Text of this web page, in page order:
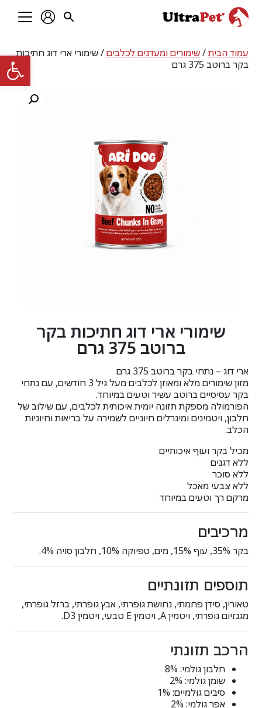
פתח עמוד הבית/שימורים ומעדנים לכלבים/ שימורי ארי דוג חתיכות
בקר ברוטב 375 גרם
שימורי ארי דוג חתיכות בקר
ברוטב 375 גרם
ארי דוג – נתחי בקר ברוטב 375 גרם
מזון שימורים מלא ומאוזן לכלבים מעל גיל 3 חודשים, עם נתחי
בקר עסיסיים ברוטב עשיר וטעים במיוחד.
הפורמולה מספקת תזונה יומית איכותית לכלבים, עם שילוב של
חלבון, ויטמינים ומינרלים חיוניים לשמירה על בריאות וחיוניות
הכלב.
מכיל בקר ועוף איכותיים
ללא דגנים
ללא סוכר
ללא צבעי מאכל
מרקם רך וטעים במיוחד
מרכיבים
בקר 35%, עוף 15%, מים, טפיוקה 10%, חלבון סויה 4%.
תוספים תזונתיים
טאורין, סידן פחמתי, נחושת גופרתי, אבץ גופרתי, ברזל גופרתי,
מגנזיום גופרתי, ויטמין A, ויטמין E טבעי, ויטמין D3.
הרכב תזונתי
חלבון גולמי: 8%
שומן גולמי: 2%
סיבים גולמיים: 1%
אפר גולמי: 2%